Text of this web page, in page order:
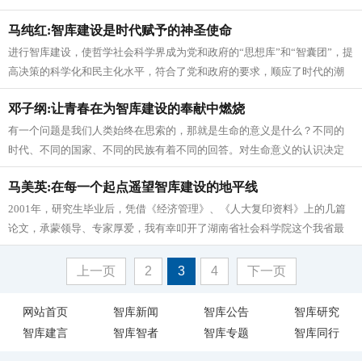
键看年轻人在工作中是否得到历练，在...
马纯红:智库建设是时代赋予的神圣使命
进行智库建设，使哲学社会科学界成为党和政府的“思想库”和“智囊团”，提
高决策的科学化和民主化水平，符合了党和政府的要求，顺应了时代的潮
流。作为我们院来说，继续推...
邓子纲:让青春在为智库建设的奉献中燃烧
有一个问题是我们人类始终在思索的，那就是生命的意义是什么？不同的
时代、不同的国家、不同的民族有着不同的回答。对生命意义的认识决定
着人们的价值取向和行动方向。 作...
马美英:在每一个起点遥望智库建设的地平线
2001年，研究生毕业后，凭借《经济管理》、《人大复印资料》上的几篇
论文，承蒙领导、专家厚爱，我有幸叩开了湖南省社会科学院这个我省最
高研究机构的大门，从县城踏进...
上一页 2 3 4 下一页
网站首页 智库新闻 智库公告
智库研究
智库建言
智库智者 智库专题 智库同行